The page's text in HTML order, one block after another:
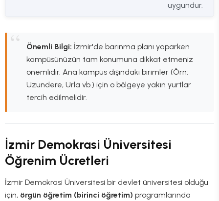
uygundur.
Önemli Bilgi: İzmir'de barınma planı yaparken
kampüsünüzün tam konumuna dikkat etmeniz
önemlidir. Ana kampüs dışındaki birimler (Örn:
Uzundere, Urla vb.) için o bölgeye yakın yurtlar
tercih edilmelidir.
İzmir Demokrasi Üniversitesi
Öğrenim Ücretleri
İzmir Demokrasi Üniversitesi bir devlet üniversitesi olduğu
için, örgün öğretim (birinci öğretim) programlarında